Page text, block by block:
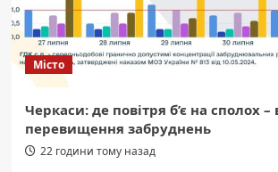
Місто
Черкаси: де повітря б’є на сполох
перевищення забруднень
22 години тому назад